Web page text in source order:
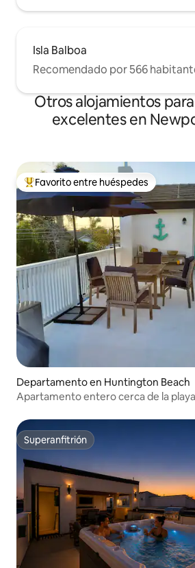
Isla Balboa
Recomendado por 566
Otros alojamientos
excelentes en
Favorito entre los huéspedes más
Favorito entre huéspedes
Departamento en Huntington Beach
Apartamento entero cerca de la
Superanfitrión
Superanfitrión